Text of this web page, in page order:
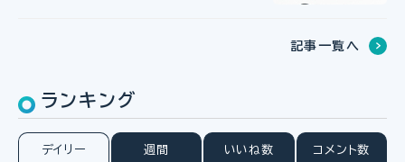
記事一覧へ
ランキング
デイリー 週間 いいね数 コメント数